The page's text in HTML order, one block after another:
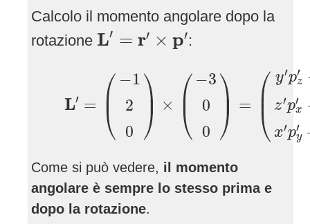
Calcolo il momento angolare dopo la
rotazione L′ = r′ × p′
L = p :
L′ = ⎛
⎜
⎜
⎝
−1
2
0
⎞
⎟
⎟
⎠ × ⎛
⎜
⎜
⎝
−3
0
0
⎞
⎟
⎟
⎠ = ⎛
⎜
⎜
⎝
y′p′
z
z′p′
x
x′p′
y
py z p
Come si può vedere, il momento
angolare è sempre lo stesso prima e
dopo la rotazione.